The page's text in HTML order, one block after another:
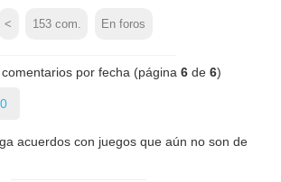
< 153com. En foros
por fecha (página 6de 6)
acuerdos con juegos que aún no son de